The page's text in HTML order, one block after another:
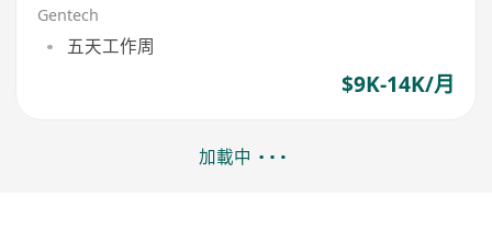
Gentech
五天工作周
$9K-14K/月
加載中